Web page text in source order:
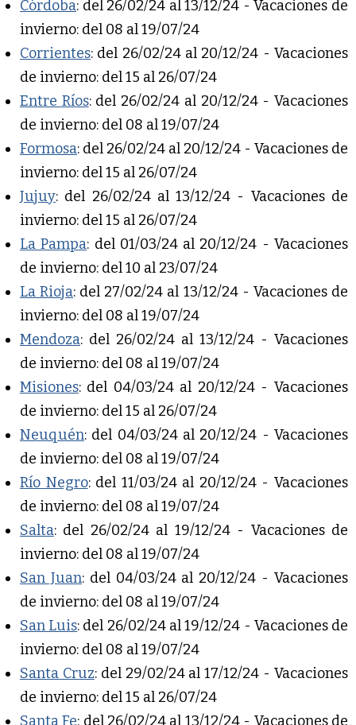
Córdoba: del 26/02/24 al 13/12/24 - Vacaciones de
invierno: del 08 al 19/07/24
Corrientes: del 26/02/24 al 20/12/24 - Vacaciones
de invierno: del 15 al 26/07/24
Entre Ríos: del 26/02/24 al 20/12/24 - Vacaciones
de invierno: del 08 al 19/07/24
Formosa: del 26/02/24 al 20/12/24 - Vacaciones de
invierno: del 15 al 26/07/24
Jujuy: del 26/02/24 al 13/12/24 - Vacaciones de
invierno: del 15 al 26/07/24
La Pampa: del 01/03/24 al 20/12/24 - Vacaciones
de invierno: del 10 al 23/07/24
La Rioja: del 27/02/24 al 13/12/24 - Vacaciones de
invierno: del 08 al 19/07/24
Mendoza: del 26/02/24 al 13/12/24 - Vacaciones
de invierno: del 08 al 19/07/24
Misiones: del 04/03/24 al 20/12/24 - Vacaciones
de invierno: del 15 al 26/07/24
Neuquén: del 04/03/24 al 20/12/24 - Vacaciones
de invierno: del 08 al 19/07/24
Río Negro: del 11/03/24 al 20/12/24 - Vacaciones
de invierno: del 08 al 19/07/24
Salta: del 26/02/24 al 19/12/24 - Vacaciones de
invierno: del 08 al 19/07/24
San Juan: del 04/03/24 al 20/12/24 - Vacaciones
de invierno: del 08 al 19/07/24
San Luis: del 26/02/24 al 19/12/24 - Vacaciones de
invierno: del 08 al 19/07/24
Santa Cruz: del 29/02/24 al 17/12/24 - Vacaciones
de invierno: del 15 al 26/07/24
Santa Fe: del 26/02/24 al 13/12/24 - Vacaciones de